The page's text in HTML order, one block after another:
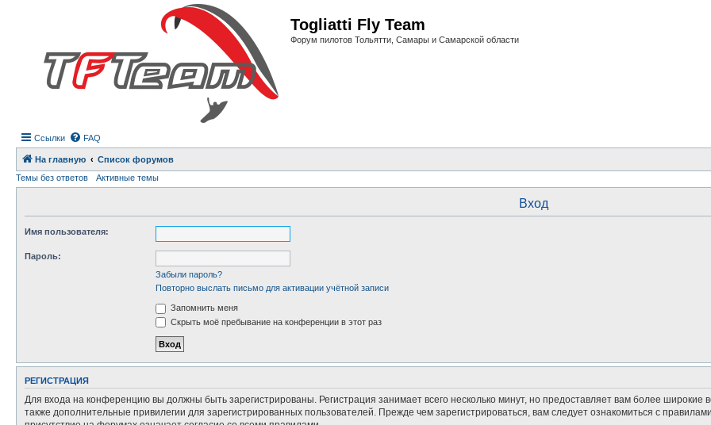
Togliatti Fly Team
Форум пилотов Тольятти, Самары и Самарской области
Ссылки FAQ
На главную
Список форумов
Темы без ответов
Активные темы
Вход
Имя пользователя:
Пароль:
Забыли пароль?
Повторно выслать письмо для активации учётной записи
Запомнить меня
Скрыть моё пребывание на конференции в этот раз
РЕГИСТРАЦИЯ
Для входа на конференцию вы должны быть зарегистрированы. Регистрация занимает всего несколько минут, но предоставляет вам более
также дополнительные привилегии для зарегистрированных пользователей. Прежде чем зарегистрироваться, вам следует ознакомиться с